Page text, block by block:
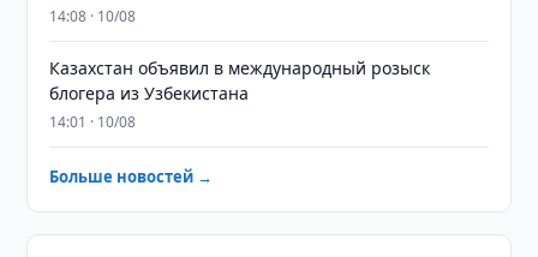
14:08 · 10/08
Казахстан объявил в международный розыск
блогера из Узбекистана
14:01 · 10/08
Больше новостей →